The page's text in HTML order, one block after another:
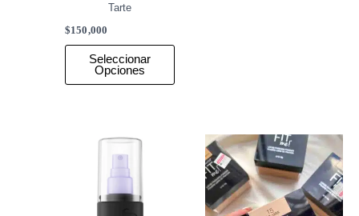
Tarte
$150,000
Seleccionar
Opciones
producto
múltiples
Este
tiene